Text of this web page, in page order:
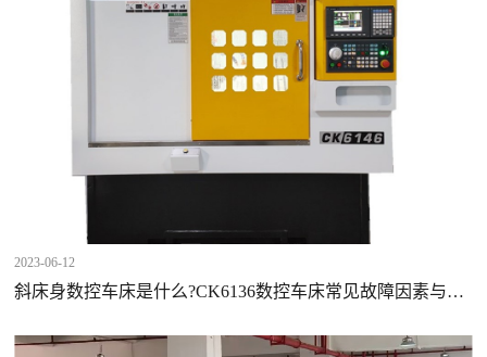
2023-06-12
斜床身数控车床是什么?CK6136数控车床常见故障因素与解